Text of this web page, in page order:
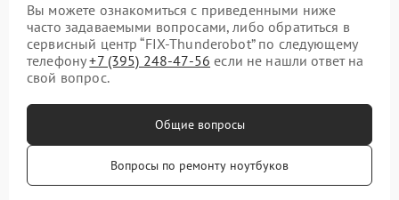
Вы можете ознакомиться с приведенными ниже
часто задаваемыми вопросами, либо обратиться в
сервисный центр “FIX-Thunderobot” по следующему
телефону+7 (395) 248-47-56 если не нашли ответ на
свой вопрос.
Общие вопросы
Вопросы по ремонту ноутбуков